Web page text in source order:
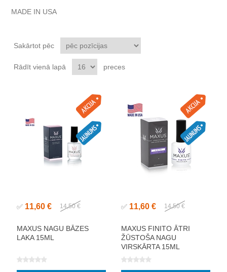
MADE IN USA
Sakārtot pēc
Rādīt vienā lapā preces
✅ 11,60 € 14,50 €
MAXUS NAGU BĀZES
LAKA 15ML
✅ 11,60 € 14,50 €
MAXUS FINITO ĀTRI
ŽŪSTOŠA NAGU
VIRSKĀRTA 15ML